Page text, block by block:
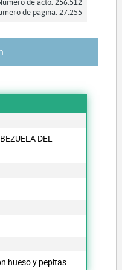
de acto: 256.512
de página: 27.255
DEL
hueso y pepitas